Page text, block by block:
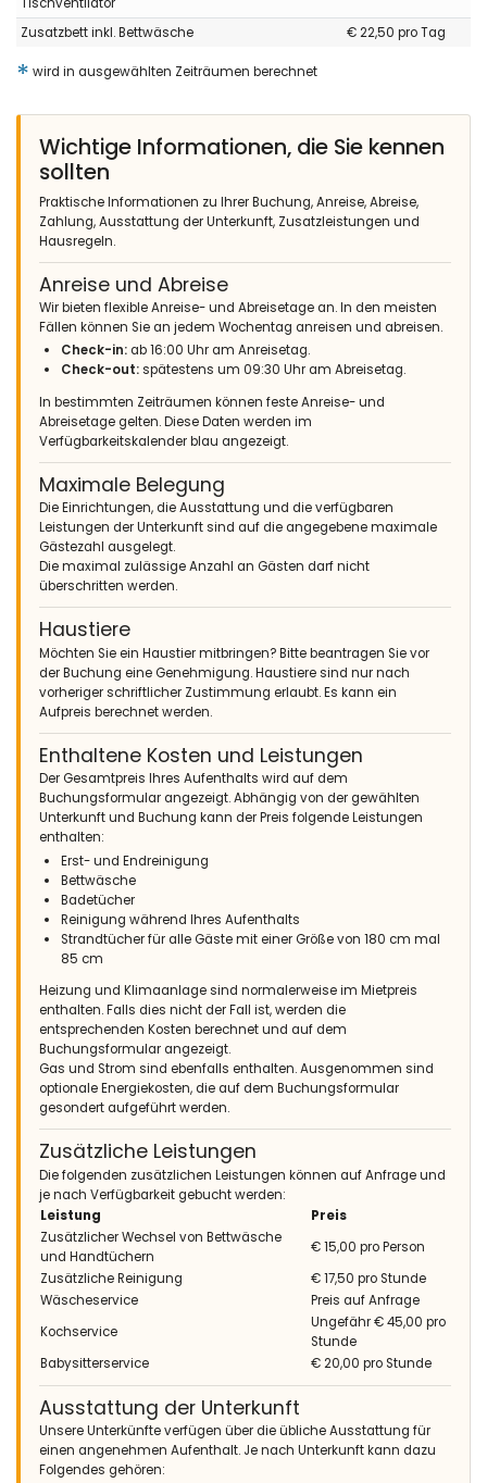
Familien mit kleinen Kindern - Juli 2024 - Vereinigtes Königreich
(Originaltext)
(Übersetzt von Google)
Tolle Villa. Die Außenanlagen sind großartig. Die Innenanlagen
sind auch großartig!
Familien mit älteren Kindern - Juni 2024 - Vereinigtes Königreich
von Gro :
(Originaltext)
1. There are no basic supplies in the kitchens. Some villas have
stuff that is left by previous guests. This one does not. 2. The
BBQ/grill requires two bags of charcoal for complete coverage
of the grilling surface.
(Übersetzt von Google)
1. In den Küchen gibt es keine Grundausstattung. In manchen
Villen liegen Sachen von früheren Gästen herum. In dieser ist
das nicht der Fall. 2. Für den Grill werden zwei Säcke Holzkohle
benötigt, um die gesamte Grillfläche abzudecken.
von Gro :
(Originaltext)
Beautiful villa, the accommodation was amazing. We were a
family of 10 ranging ages 4 to 60 and we all thoroughly
enjoyed it. The pool and the set up exceeded our expectations.
(Übersetzt von Google)
Wunderschöne Villa, die Unterkunft war unglaublich. Wir waren
eine 10-köpfige Familie im Alter von 4 bis 60 und wir alle haben
es sehr genossen. Der Pool und die Einrichtung haben unsere
Erwartungen übertroffen.
- 9,3
Familien mit kleinen Kindern - September 2020 - Spanien :
La zona exterior es perfecta, con la piscina, asador, mesas
para comer y cenar fuera... el único "pero" es que los
mosquitos nos dejaron llenos de picaduras, fue muy muy
molesto
(Übersetzt von Google)
Der Außenbereich ist perfekt, mit Pool, Grill, Tischen für Mittag-
und Abendessen draußen ... das einzige "aber" ist, dass die
Mücken uns voller Stiche hinterlassen haben, es war sehr sehr
nervig
- 8,7
Familien mit älteren Kindern - August 2020 - Spanien :
(Originaltext)
Villa tranquila y cómoda, recomendada 100 x100
(Übersetzt von Google)
Ruhige und komfortable Villa, empfohlen 100 x 100
- 8,1
Familien mit kleinen Kindern - August 2020 - Spanien :
Zusatzbett inkl. Bettwäsche
€ 22,50 pro Tag
* wird in ausgewählten Zeiträumen berechnet
Wichtige Informationen, die Sie kennen
sollten
Praktische Informationen zu Ihrer Buchung, Anreise, Abreise,
Zahlung, Ausstattung der Unterkunft, Zusatzleistungen und
Hausregeln.
Anreise und Abreise
Wir bieten flexible Anreise- und Abreisetage an. In den meisten
Fällen können Sie an jedem Wochentag anreisen und abreisen.
Check-in: ab 16:00 Uhr am Anreisetag.
Check-out:spätestens um 09:30 Uhr am Abreisetag.
In bestimmten Zeiträumen können feste Anreise- und
Abreisetage gelten. Diese Daten werden im
Verfügbarkeitskalender blau angezeigt.
Maximale Belegung
Die Einrichtungen, die Ausstattung und die verfügbaren
Leistungen der Unterkunft sind auf die angegebene maximale
Gästezahl ausgelegt.
Die maximal zulässige Anzahl an Gästen darf nicht
überschritten werden.
Haustiere
Möchten Sie ein Haustier mitbringen? Bitte beantragen Sie vor
der Buchung eine Genehmigung. Haustiere sind nur nach
vorheriger schriftlicher Zustimmung erlaubt. Es kann ein
Aufpreis berechnet werden.
Enthaltene Kosten und Leistungen
Der Gesamtpreis Ihres Aufenthalts wird auf dem
Buchungsformular angezeigt. Abhängig von der gewählten
Unterkunft und Buchung kann der Preis folgende Leistungen
enthalten:
Erst- und Endreinigung
Bettwäsche
Badetücher
Reinigung während Ihres Aufenthalts
Strandtücher für alle Gäste mit einer Größe von 180 cm mal
85 cm
Heizung und Klimaanlage sind normalerweise im Mietpreis
enthalten. Falls dies nicht der Fall ist, werden die
entsprechenden Kosten berechnet und auf dem
Buchungsformular angezeigt.
Gas und Strom sind ebenfalls enthalten. Ausgenommen sind
optionale Energiekosten, die auf dem Buchungsformular
gesondert aufgeführt werden.
Zusätzliche Leistungen
Die folgenden zusätzlichen Leistungen können auf Anfrage und
je nach Verfügbarkeit gebucht werden:
Leistung
Preis
Zusätzlicher Wechsel von Bettwäsche
und Handtüchern
€ 15,00 pro Person
Zusätzliche Reinigung
€ 17,50 pro Stunde
Wäscheservice
Preis auf Anfrage
Kochservice
Ungefähr € 45,00 pro
Stunde
Babysitterservice
€ 20,00 pro Stunde
Ausstattung der Unterkunft
Unsere Unterkünfte verfügen über die übliche Ausstattung für
einen angenehmen Aufenthalt. Je nach Unterkunft kann dazu
Folgendes gehören: